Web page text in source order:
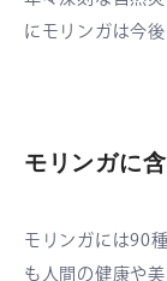
にモリンガは今
モリンガに
モリンガには90
も人間の健康や